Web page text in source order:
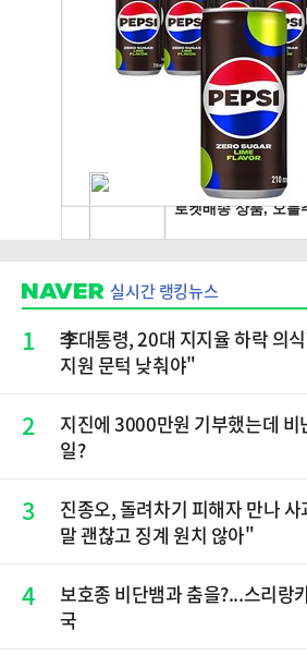
실시간 랭킹뉴스
1
李대통령, 20대 지지율 하락 의
지원 문턱 낮춰야"
2
지진에 3000만원 기부했는데
일?
3
진종오, 돌려차기 피해자 만나
말 괜찮고 징계 원치 않아"
4
보호종 비단뱀과 춤을?...스리랑
국